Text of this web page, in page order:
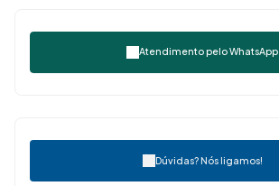
Atendimento peloWhatsApp
Dúvidas? Nós ligamos!